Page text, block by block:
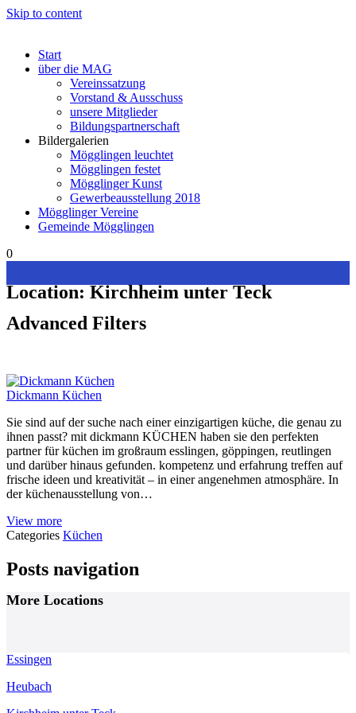
Skip to content
Start
über die MAG
Vereinssatzung
Vorstand & Ausschuss
unsere Mitglieder
Bildungspartnerschaft
Bildergalerien
Mögglingen leuchtet
Mögglingen festet
Mögglinger Kunst
Gewerbeausstellung 2018
Mögglinger Vereine
Gemeinde Mögglingen
0
Location:Kirchheim unter Teck
Advanced Filters
Dickmann Küchen
Sie sind auf der suche nach einer einzigartigen küche, die genau zu
ihnen passt? mit dickmann KÜCHEN haben sie den perfekten
partner für küchen im großraum esslingen, göppingen, reutlingen
und darüber hinaus gefunden. kompetenz und erfahrung treffen auf
frische ideen und kreativität – in einer angenehmen atmosphäre. In
der küchenausstellung von…
View more
Categories Küchen
Posts navigation
More Locations
Essingen
Heubach